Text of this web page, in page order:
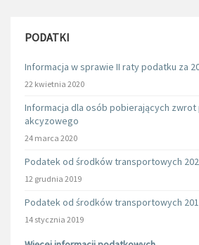
PODATKI
Informacja w sprawie II raty podatku za
22 kwietnia 2020
Informacja dla osób pobierających zwrot
akcyzowego
24 marca 2020
Podatek od środków transportowych
12 grudnia 2019
Podatek od środków transportowych
14 stycznia 2019